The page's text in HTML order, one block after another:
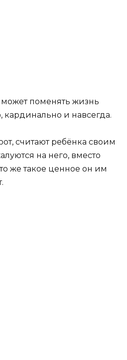
поменять жизнь
кардинально и навсегда.
считают ребёнка своим
на него, вместо
же такое ценное он им